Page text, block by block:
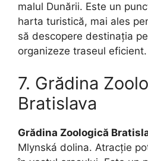
malul Dunării. Este un
harta turistică, mai ales
să descopere destinația
organizeze traseul eficient.
7. Grădina
Bratislava
Grădina Zoologică
Mlynská dolina. Atracție